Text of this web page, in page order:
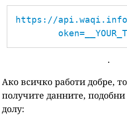
https://api.waqi.info/
.
Ако всичко работи добре,
получите данните, подобни
долу: